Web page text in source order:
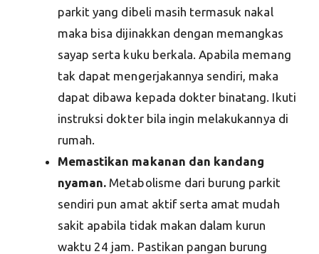
parkit yang dibeli masih termasuk nakal
maka bisa dijinakkan dengan memangkas
sayap serta kuku berkala. Apabila memang
tak dapat mengerjakannya sendiri, maka
dapat dibawa kepada dokter binatang. Ikuti
instruksi dokter bila ingin melakukannya di
rumah.
Memastikan makanan dan kandang
nyaman. Metabolisme dari burung parkit
sendiri pun amat aktif serta amat mudah
sakit apabila tidak makan dalam kurun
waktu 24 jam. Pastikan pangan burung